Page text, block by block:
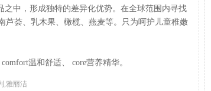
中，形成独特的差异化优势。在全球范围内寻找
芦荟、乳木果、橄榄、燕麦等。只为呵护儿童稚嫩
温和舒适、 core营养精华。
,雅丽洁